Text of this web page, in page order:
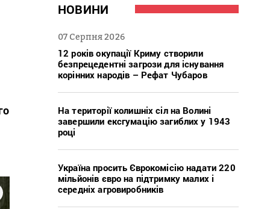
НОВИНИ
07 Серпня 2026
12 років окупації Криму створили
безпрецедентні загрози для існування
корінних народів – Рефат Чубаров
На території колишніх сіл на Волині
завершили ексгумацію загиблих у 1943
році
Україна просить Єврокомісію надати 220
мільйонів євро на підтримку малих і
середніх агровиробників